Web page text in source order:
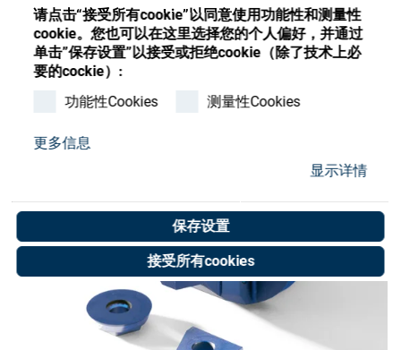
请点击“接受所有cookie”以同意使用功能性和测量性
cookie。您也可以在这里选择您的个人偏好，并通过
单击”保存设置”以接受或拒绝cookie（除了技术上必
要的cockie）:
功能性Cookies
测量性Cookies
更多信息
显示详情
保存设置
接受所有cookies
加入我们
联系我们
Store
注册 登录